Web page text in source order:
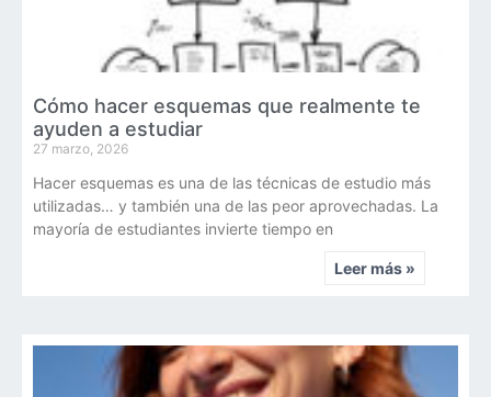
Cómo hacer esquemas que realmente te
ayuden a estudiar
27 marzo, 2026
Hacer esquemas es una de las técnicas de estudio más
utilizadas… y también una de las peor aprovechadas. La
mayoría de estudiantes invierte tiempo en
Leer más »